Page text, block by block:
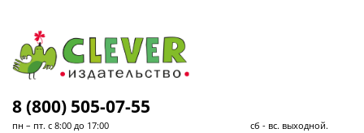
8 (800) 505-07-55
пн – пт. с 8:00 до 17:00 сб - вс. выходной.